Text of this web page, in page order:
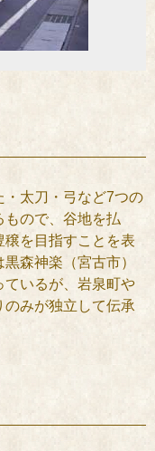
太刀・弓など7つの
もので、谷地を払
穣を目指すことを表
森神楽（宮古市）
ているが、岩泉町や
のみが独立して伝承